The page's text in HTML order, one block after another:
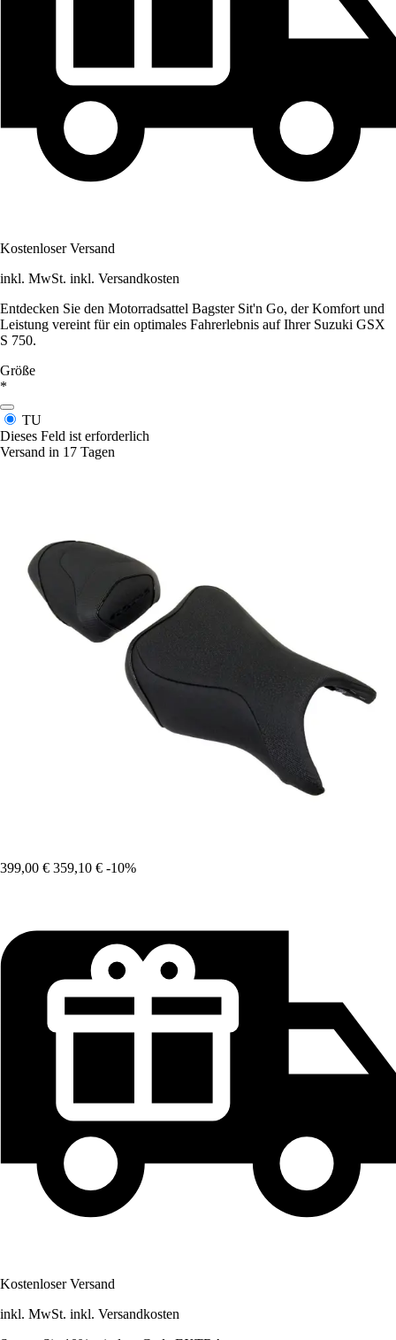
Kostenloser Versand
inkl. MwSt. inkl. Versandkosten
Entdecken Sie den Motorradsattel Bagster Sit'n Go, der Komfort und
Leistung vereint für ein optimales Fahrerlebnis auf Ihrer Suzuki GSX
S 750.
Größe
*
TU
Dieses Feld ist erforderlich
Versand in 17 Tagen
399,00 € 359,10 € -10%
Kostenloser Versand
inkl. MwSt. inkl. Versandkosten